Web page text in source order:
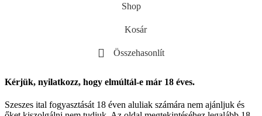
Shop
Kosár
Összehasonlít
Kérjük, nyilatkozz, hogy elmúltál-e már 18 éves.
Szeszes ital fogyasztását 18 éven aluliak számára nem ajánljuk és